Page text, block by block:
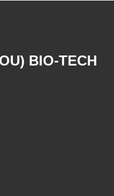
BIO-TECH